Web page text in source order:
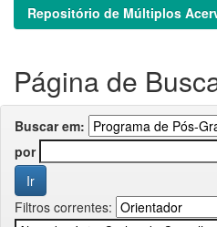
Repositório de Múltiplos
Página de
Buscar em:
por
Filtros correntes: